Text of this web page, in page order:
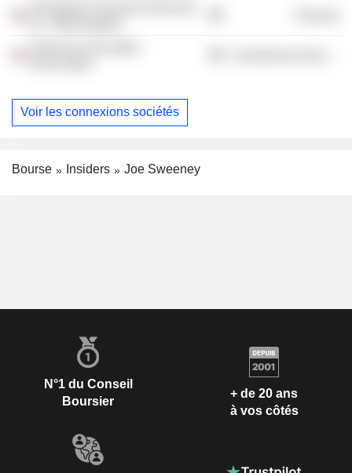
Voir les connexions sociétés
Bourse Insiders Joe Sweeney
N°1 du Conseil
Boursier
+ de 20 ans
à vos côtés